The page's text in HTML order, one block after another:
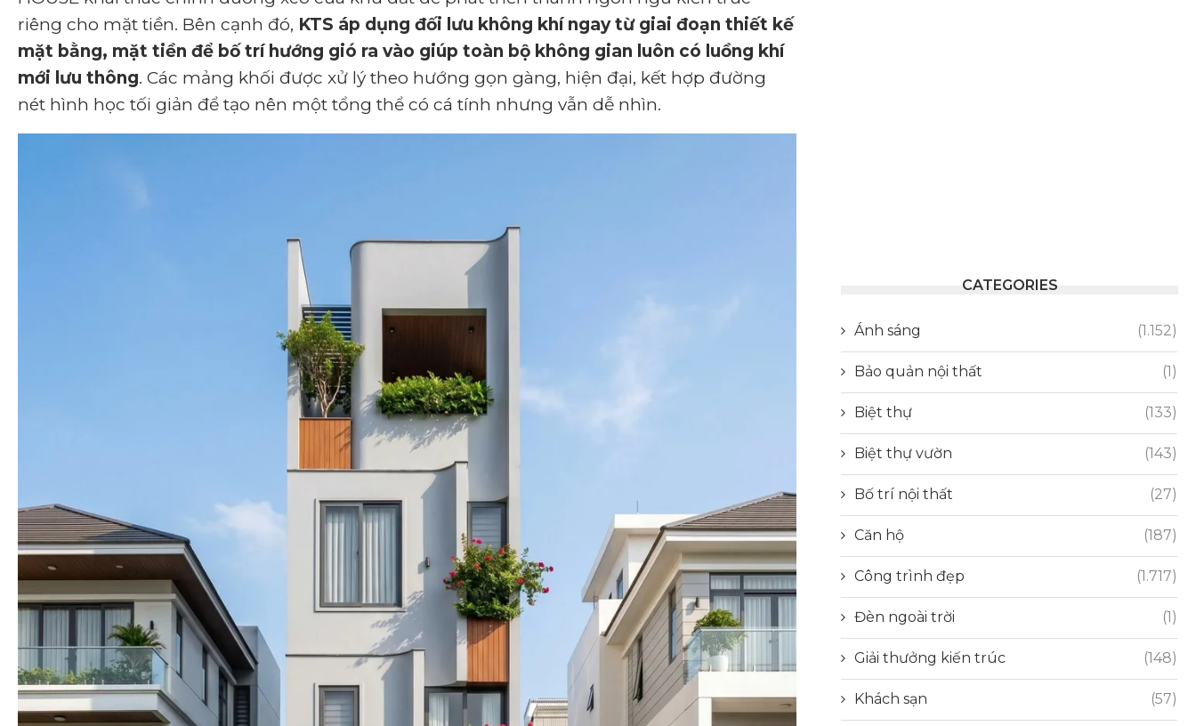
riêng cho mặt tiền. Bên cạnh đó, KTS áp dụng đối lưu không khí ngay từ giai đoạn thiết kế
mặt bằng, mặt tiền để bố trí hướng gió ra vào giúp toàn bộ không gian luôn có luồng khí
mới lưu thông. Các mảng khối được xử lý theo hướng gọn gàng, hiện đại, kết hợp đường
nét hình học tối giản để tạo nên một tổng thể có cá tính nhưng vẫn dễ nhìn.
CATEGORIES
Ánh sáng (1.152)
Bảo quản nội thất (1)
Biệt thự (133)
Biệt thự vườn (143)
Bố trí nội thất (27)
Căn hộ (187)
Công trình đẹp (1.717)
Đèn ngoài trời (1)
Giải thưởng kiến trúc (148)
Khách sạn (57)